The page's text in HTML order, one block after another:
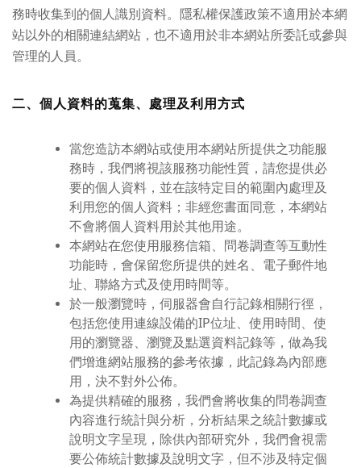
務時收集到的個人識別資料。隱私權保護政策不適用於本網
站以外的相關連結網站，也不適用於非本網站所委託或參與
管理的人員。
二、個人資料的蒐集、處理及利用方式
當您造訪本網站或使用本網站所提供之功能服
務時，我們將視該服務功能性質，請您提供必
要的個人資料，並在該特定目的範圍內處理及
利用您的個人資料；非經您書面同意，本網站
不會將個人資料用於其他用途。
本網站在您使用服務信箱、問卷調查等互動性
功能時，會保留您所提供的姓名、電子郵件地
址、聯絡方式及使用時間等。
於一般瀏覽時，伺服器會自行記錄相關行徑，
包括您使用連線設備的IP位址、使用時間、使
用的瀏覽器、瀏覽及點選資料記錄等，做為我
們增進網站服務的參考依據，此記錄為內部應
用，決不對外公佈。
為提供精確的服務，我們會將收集的問卷調查
內容進行統計與分析，分析結果之統計數據或
說明文字呈現，除供內部研究外，我們會視需
要公佈統計數據及說明文字，但不涉及特定個